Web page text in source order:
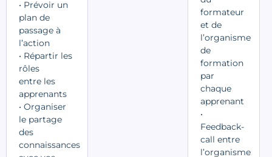
• Prévoir un
plan de
passage à
l’action
• Répartir les
rôles
entre les
apprenants
• Organiser
le partage
des
connaissances
formateur
et de
l’organisme
de
formation
par
chaque
apprenant
•
Feedback-
call entre
l’organisme